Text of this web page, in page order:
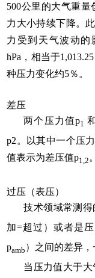
500公里的大气重量
力大小持续下降。
力受到天气波动的
hPa，相当于
种压力变化约5％。
差压
两个压力值p1
p2。以其中一个压
值表示为差压值p1,2 。
过压（表压）
技术领域常测
加=超过）或者是
pamb ）之间的差异，
当压力值大于大